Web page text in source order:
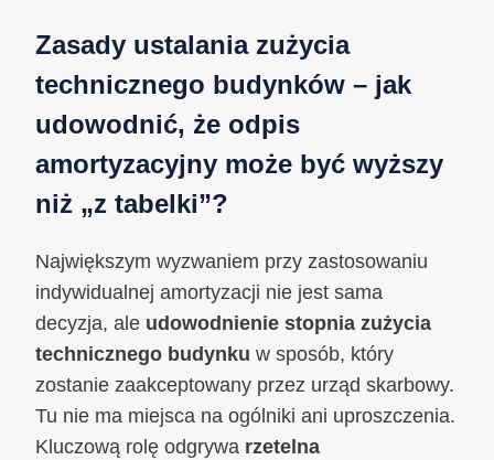
Zasady ustalania zużycia
technicznego budynków – jak
udowodnić, że odpis
amortyzacyjny może być wyższy
niż „z tabelki”?
Największym wyzwaniem przy zastosowaniu
indywidualnej amortyzacji nie jest sama
decyzja, ale udowodnienie stopnia zużycia
technicznego budynku w sposób, który
zostanie zaakceptowany przez urząd skarbowy.
Tu nie ma miejsca na ogólniki ani uproszczenia.
Kluczową rolę odgrywa rzetelna